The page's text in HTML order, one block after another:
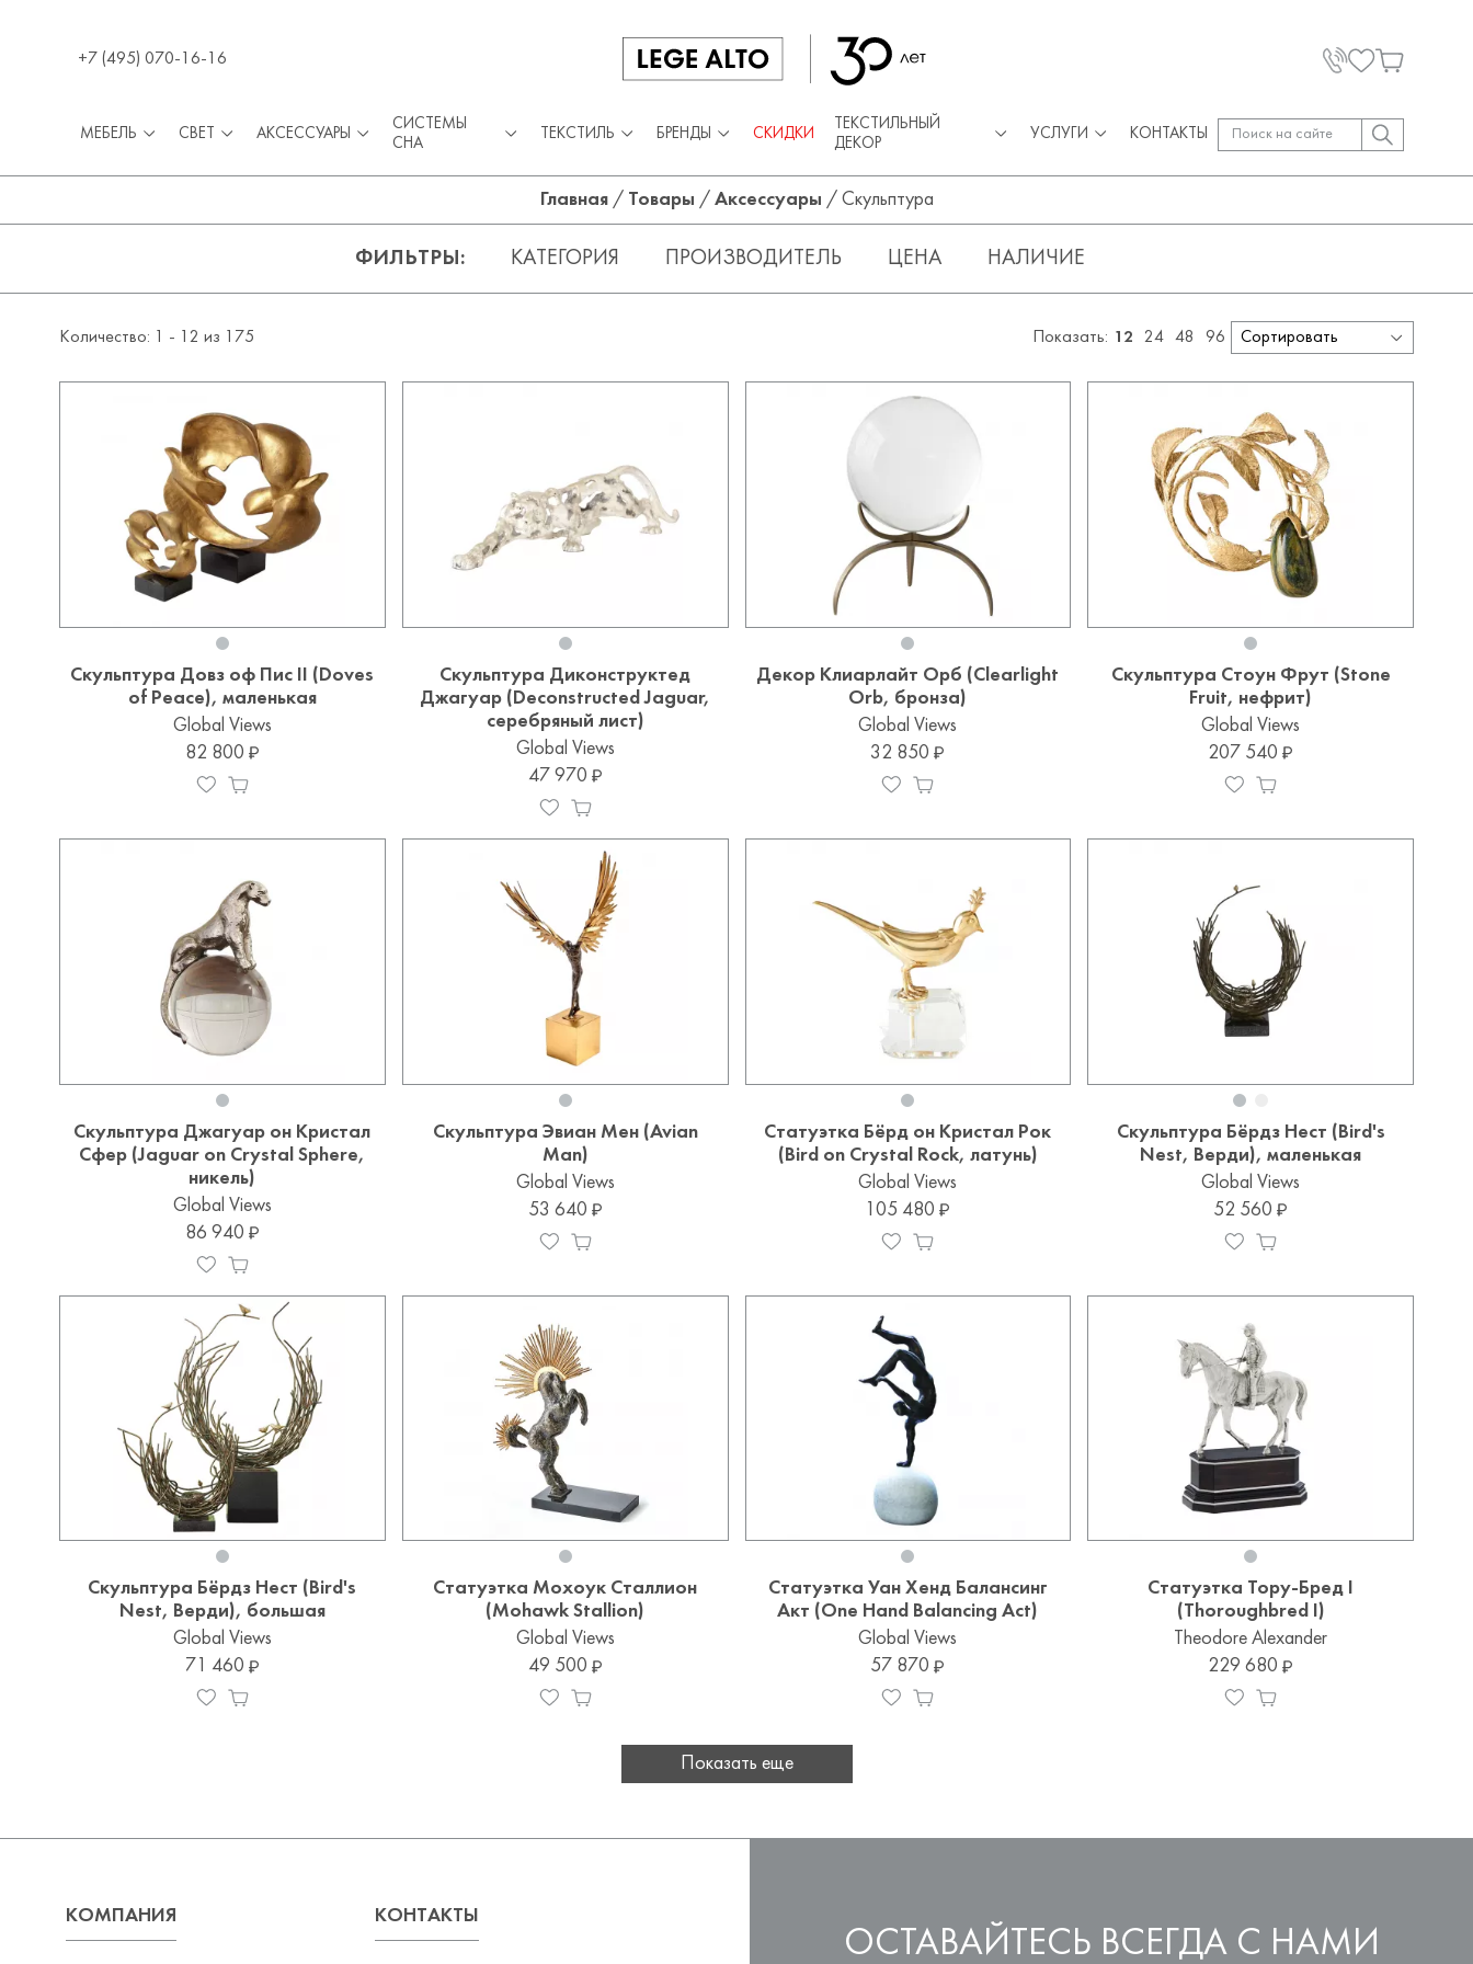
+7 (495) 070-16-16
МЕБЕЛЬ СВЕТ АКСЕССУАРЫ
СИСТЕМЫ
СНА
ТЕКСТИЛЬ БРЕНДЫ СКИДКИ
ТЕКСТИЛЬНЫЙ
ДЕКОР
УСЛУГИ КОНТАКТЫ
Главная/ Товары / Аксессуары / Скульптура
ФИЛЬТРЫ КАТЕГОРИЯ ПРОИЗВОДИТЕЛЬ ЦЕНА НАЛИЧИЕ
Количество: 1 - 12 из 175 Показать: 12 24 48 96
Скульптура Довз оф Пис II (Doves
of Peace), маленькая
Global Views
82 800
Скульптура Диконструктед
Джагуар (Deconstructed Jaguar,
серебряный лист)
Global Views
47 970
Декор Клиарлайт Орб (Clearlight
Orb, бронза)
Global Views
32 850
Скульптура Стоун Фрут (Stone
Fruit, нефрит)
Global Views
207 540
Скульптура Джагуар он Кристал
Сфер (Jaguar on Crystal Sphere,
никель)
Global Views
86 940
Скульптура Эвиан Мен (Avian
Man)
Global Views
53 640
Статуэтка Бёрд он Кристал Рок
(Bird on Crystal Rock, латунь)
Global Views
105 480
Скульптура Бёрдз Нест (Bird's
Nest, Верди), маленькая
Global Views
52 560
Скульптура Бёрдз Нест (Bird's
Nest, Верди), большая
Global Views
71 460
Статуэтка Мохоук Сталлион
(Mohawk Stallion)
Global Views
49 500
Статуэтка Уан Хенд Балансинг
Акт (One Hand Balancing Act)
Global Views
57 870
Статуэтка Тору-Бред I
(Thoroughbred I)
Theodore Alexander
229 680
Показать еще
КОМПАНИЯ КОНТАКТЫ
ОСТАВАЙТЕСЬ ВСЕГДА С НАМИ